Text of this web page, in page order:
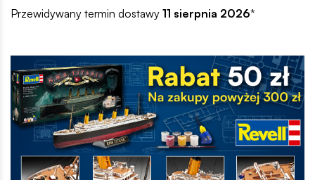
Przewidywany termin dostawy 11 sierpnia 2026*